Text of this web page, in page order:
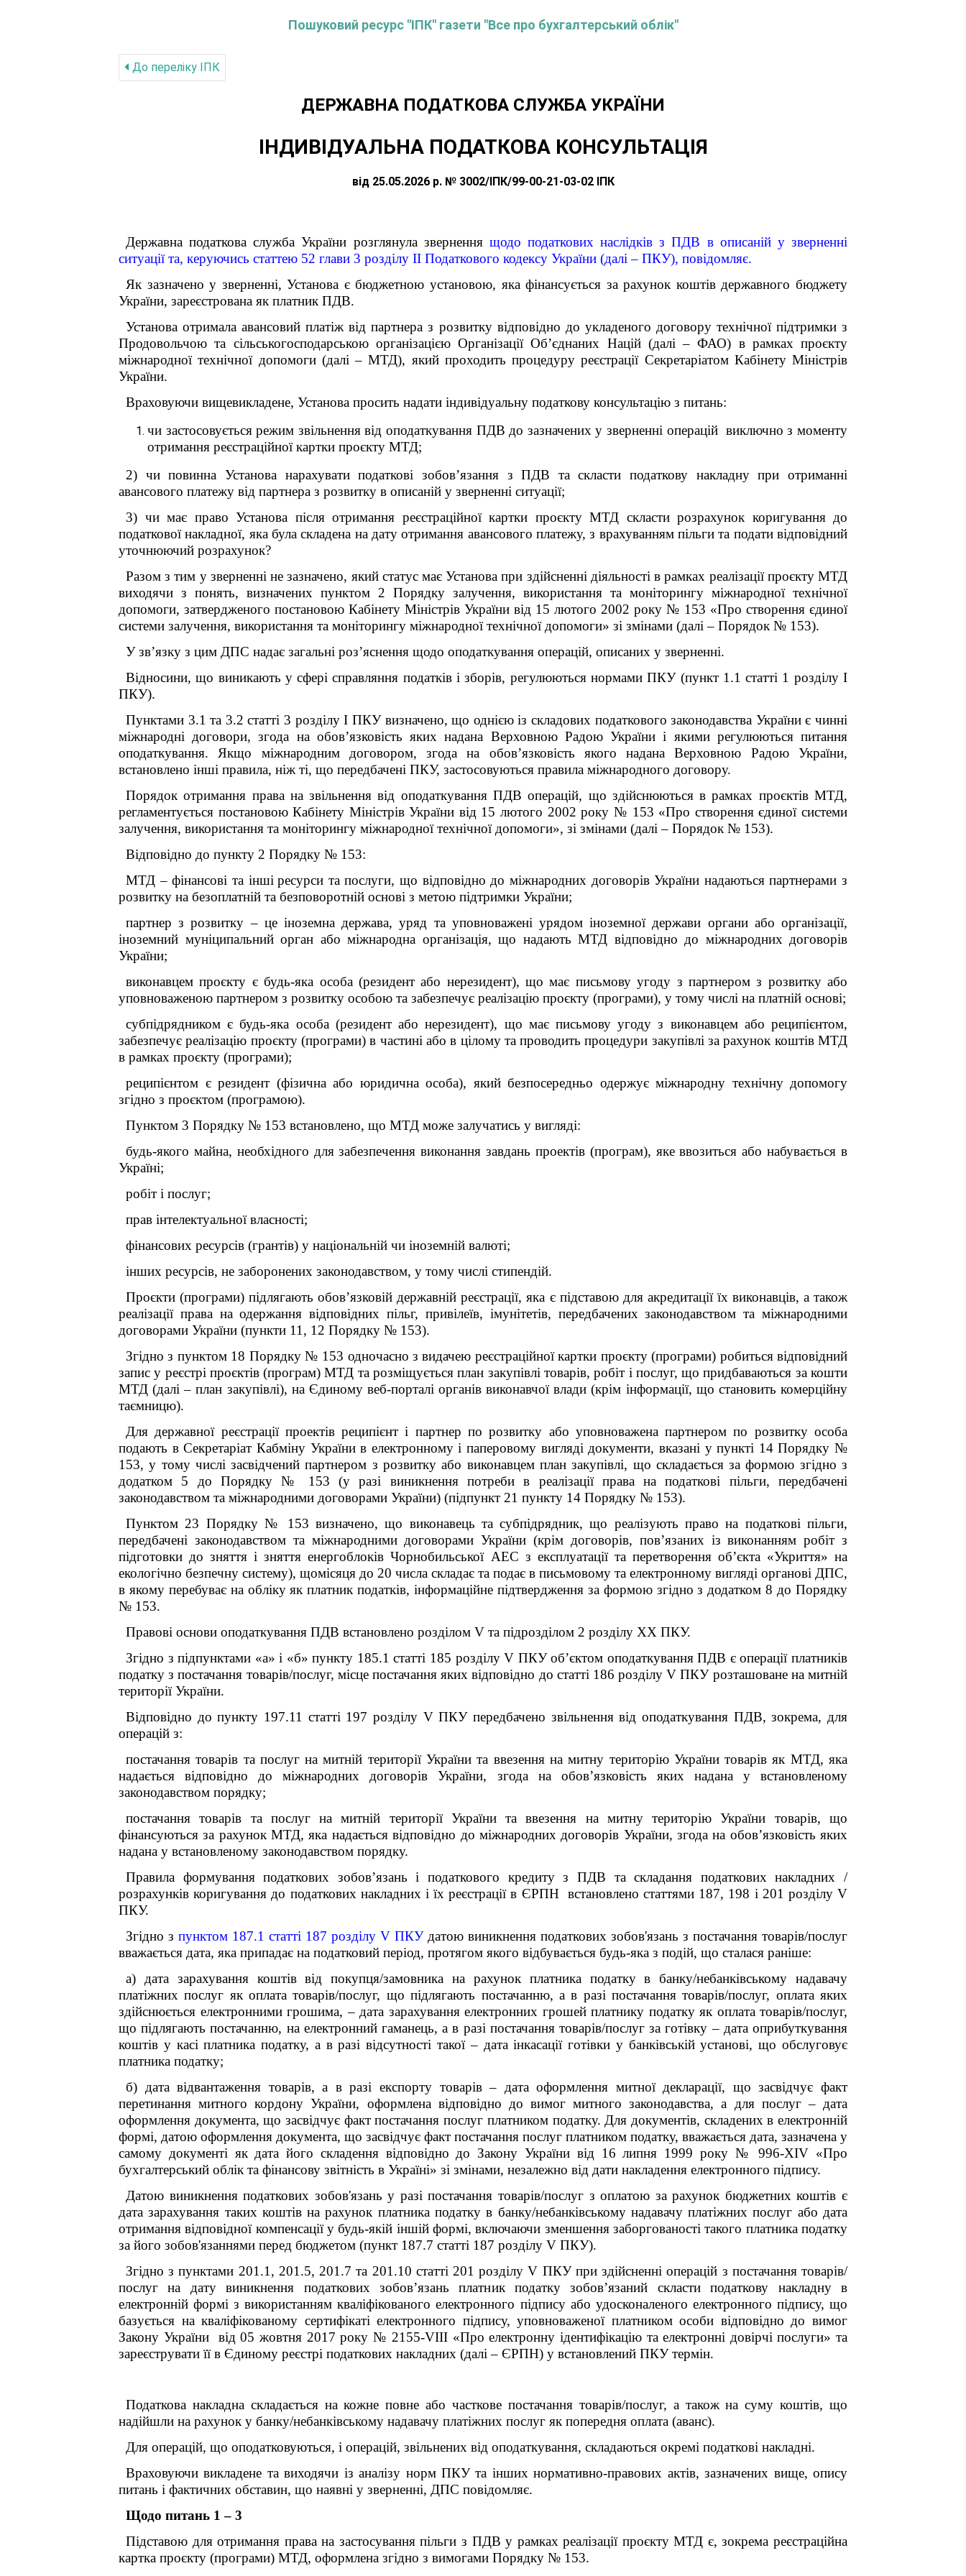
Пошуковий ресурс "ІПК" газети "Все про бухгалтерський облік"
До переліку IПК
ДЕРЖАВНА ПОДАТКОВА СЛУЖБА УКРАЇНИ
ІНДИВІДУАЛЬНА ПОДАТКОВА КОНСУЛЬТАЦІЯ
від 25.05.2026 р. № 3002/ІПК/99-00-21-03-02 ІПК
Державна податкова служба України розглянула звернення щодо податкових наслідків з ПДВ в описаній у зверненні
ситуації та, керуючись статтею 52 глави 3 розділу ІІ Податкового кодексу України (далі – ПКУ), повідомляє.
Як зазначено у зверненні,Установа є бюджетною установою, яка фінансується за рахунок коштів державного бюджету
України, зареєстрована як платник ПДВ.
Установа отримала авансовий платіж від партнера з розвитку відповідно до укладеного договору технічної підтримки з
Продовольчою та сільськогосподарською організацією Організації Об’єднаних Націй (далі – ФАО) в рамках проєкту
міжнародної технічної допомоги (далі – МТД), якийпроходить процедуру реєстрації Секретаріатом Кабінету Міністрів
України.
Враховуючи вищевикладене, Установа просить надати індивідуальну податкову консультацію з питань:
чи застосовується режим звільнення від оподаткування ПДВ до зазначених у зверненні операцій виключно з моменту
отримання реєстраційної картки проєкту МТД;
2) чи повинна Установанарахувати податкові зобов’язання з ПДВ та скласти податкову накладну при отриманні
авансового платежу від партнера з розвитку в описаній у зверненні ситуації;
3) чи має право Установа після отримання реєстраційної картки проєкту МТД скласти розрахунок коригування до
податкової накладної, яка була складена на дату отримання авансового платежу, з врахуванням пільги та подати відповідний
уточнюючий розрахунок?
Разом з тим у зверненні не зазначено, який статус маєУстанова при здійсненні діяльності в рамках реалізації проєкту МТД
виходячи з понять, визначених пунктом 2 Порядку залучення, використання та моніторингу міжнародної технічної
допомоги, затвердженого постановою Кабінету Міністрів України від 15 лютого 2002 року № 153 «Про створення єдиної
системи залучення, використання та моніторингу міжнародної технічної допомоги» зі змінами (далі – Порядок № 153).
У зв’язку з цим ДПС надає загальні роз’яснення щодо оподаткування операцій, описаних у зверненні.
Відносини, що виникають у сфері справляння податків і зборів, регулюються нормами ПКУ (пункт 1.1 статті 1 розділу І
ПКУ).
Пунктами 3.1 та 3.2 статті 3 розділу І ПКУ визначено, що однією із складових податкового законодавства України є чинні
міжнародні договори, згода на обов’язковість яких надана Верховною Радою України і якими регулюються питання
оподаткування. Якщо міжнародним договором, згода на обов’язковість якого надана Верховною Радою України,
встановлено інші правила, ніж ті, що передбачені ПКУ, застосовуються правила міжнародного договору.
Порядок отримання права на звільнення від оподаткування ПДВ операцій, що здійснюються в рамках проєктів МТД,
регламентується постановою Кабінету Міністрів України від 15 лютого 2002 року № 153 «Про створення єдиної системи
залучення, використання та моніторингу міжнародної технічної допомоги», зі змінами (далі – Порядок № 153).
Відповідно до пункту 2 Порядку № 153:
МТД – фінансові та інші ресурси та послуги, що відповідно до міжнародних договорів України надаються партнерами з
розвитку на безоплатній та безповоротній основі з метою підтримки України;
партнер з розвитку – це іноземна держава, уряд та уповноважені урядом іноземної держави органи або організації,
іноземний муніципальний орган або міжнародна організація, що надають МТД відповідно до міжнародних договорів
України;
виконавцем проєкту є будь-яка особа (резидент або нерезидент), що має письмову угоду з партнером з розвитку або
уповноваженою партнером з розвитку особою та забезпечує реалізацію проєкту (програми), у тому числі на платній основі;
субпідрядником є будь-яка особа (резидент або нерезидент), що має письмову угоду з виконавцем або реципієнтом,
забезпечує реалізацію проєкту (програми) в частині або в цілому та проводить процедури закупівлі за рахунок коштів МТД
в рамках проєкту (програми);
реципієнтом є резидент (фізична або юридична особа), який безпосередньо одержує міжнародну технічну допомогу
згідно з проєктом (програмою).
Пунктом 3 Порядку № 153 встановлено, що МТД може залучатись у вигляді:
будь-якого майна, необхідного для забезпечення виконання завдань проектів (програм), яке ввозиться або набувається в
Україні;
робіт і послуг;
прав інтелектуальної власності;
фінансових ресурсів (грантів) у національній чи іноземній валюті;
інших ресурсів, не заборонених законодавством, у тому числі стипендій.
Проєкти (програми) підлягають обов’язковій державній реєстрації, яка є підставою для акредитації їх виконавців, а також
реалізації права на одержання відповідних пільг, привілеїв, імунітетів, передбачених законодавством та міжнародними
договорами України (пункти 11, 12 Порядку № 153).
Згідно з пунктом 18 Порядку № 153 одночасно з видачею реєстраційної картки проєкту (програми) робиться відповідний
запис у реєстрі проєктів (програм) МТД та розміщується план закупівлі товарів, робіт і послуг, що придбаваються за кошти
МТД (далі – план закупівлі), на Єдиному веб-порталі органів виконавчої влади (крім інформації, що становить комерційну
таємницю).
Для державної реєстрації проектів реципієнт і партнер по розвитку або уповноважена партнером по розвитку особа
подають в Секретаріат Кабміну України в електронному і паперовому вигляді документи, вказані у пункті 14 Порядку №
153, у тому числі засвідчений партнером з розвитку або виконавцем план закупівлі, що складається за формою згідно з
додатком 5 до Порядку № 153 (у разі виникнення потреби в реалізації права на податкові пільги, передбачені
законодавством та міжнародними договорами України) (підпункт 21 пункту 14 Порядку № 153).
Пунктом 23 Порядку № 153 визначено, що виконавець та субпідрядник, що реалізують право на податкові пільги,
передбачені законодавством та міжнародними договорами України (крім договорів, пов’язаних із виконанням робіт з
підготовки до зняття і зняття енергоблоків Чорнобильської АЕС з експлуатації та перетворення об’єкта «Укриття» на
екологічно безпечну систему), щомісяця до 20 числа складає та подає в письмовому та електронному вигляді органові ДПС,
в якому перебуває на обліку як платник податків, інформаційне підтвердження за формою згідно з додатком 8 до Порядку
№ 153.
Правові основи оподаткування ПДВ встановлено розділом V та підрозділом 2 розділу XX ПКУ.
Згідно з підпунктами «а» і «б» пункту 185.1 статті 185 розділу V ПКУ об’єктом оподаткування ПДВ є операції платників
податку з постачання товарів/послуг, місце постачання яких відповідно до статті 186 розділу V ПКУ розташоване на митній
території України.
Відповідно до пункту 197.11 статті 197 розділу V ПКУ передбачено звільнення від оподаткування ПДВ, зокрема, для
операцій з:
постачання товарів та послуг на митній території України та ввезення на митну територію України товарів як МТД, яка
надається відповідно до міжнародних договорів України, згода на обов’язковість яких надана у встановленому
законодавством порядку;
постачання товарів та послуг на митній території України та ввезення на митну територію України товарів, що
фінансуються за рахунок МТД, яка надається відповідно до міжнародних договорів України, згода на обов’язковість яких
надана у встановленому законодавством порядку.
Правила формування податкових зобов’язань і податкового кредиту з ПДВ та складання податкових накладних /
розрахунків коригування до податкових накладних і їх реєстрації в ЄРПН встановлено статтями 187, 198 і 201 розділу V
ПКУ.
Згідно з пунктом 187.1 статті 187 розділу V ПКУ датою виникнення податкових зобов'язань з постачання товарів/послуг
вважається дата, яка припадає на податковий період, протягом якого відбувається будь-яка з подій, що сталася раніше:
а) дата зарахування коштів від покупця/замовника на рахунок платника податку в банку/небанківському надавачу
платіжних послуг як оплата товарів/послуг, що підлягають постачанню, а в разі постачання товарів/послуг, оплата яких
здійснюється електронними грошима, – дата зарахування електронних грошей платнику податку як оплата товарів/послуг,
що підлягають постачанню, на електронний гаманець, а в разі постачання товарів/послуг за готівку – дата оприбуткування
коштів у касі платника податку, а в разі відсутності такої – дата інкасації готівки у банківській установі, що обслуговує
платника податку;
б) дата відвантаження товарів, а в разі експорту товарів – дата оформлення митної декларації, що засвідчує факт
перетинання митного кордону України, оформлена відповідно до вимог митного законодавства, а для послуг – дата
оформлення документа, що засвідчує факт постачання послуг платником податку. Для документів, складених в електронній
формі, датою оформлення документа, що засвідчує факт постачання послуг платником податку, вважається дата, зазначена у
самому документі як дата його складення відповідно до Закону України від 16 липня 1999 року № 996-ХIV «Про
бухгалтерський облік та фінансову звітність в Україні» зі змінами, незалежно від дати накладення електронного підпису.
Датою виникнення податкових зобов'язань у разі постачання товарів/послуг з оплатою за рахунок бюджетних коштів є
дата зарахування таких коштів на рахунок платника податку в банку/небанківському надавачу платіжних послуг або дата
отримання відповідної компенсації у будь-якій іншій формі, включаючи зменшення заборгованості такого платника податку
за його зобов'язаннями перед бюджетом (пункт 187.7 статті 187 розділу V ПКУ).
Згідно з пунктами 201.1, 201.5, 201.7 та 201.10 статті 201 розділу V ПКУ при здійсненні операцій з постачання товарів/
послуг на дату виникнення податкових зобов’язань платник податку зобов’язаний скласти податкову накладну в
електронній формі з використанням кваліфікованого електронного підпису або удосконаленого електронного підпису, що
базується на кваліфікованому сертифікаті електронного підпису, уповноваженої платником особи відповідно до вимог
Закону України від 05 жовтня 2017 року № 2155-VIII «Про електронну ідентифікацію та електронні довірчі послуги» та
зареєструвати її в Єдиному реєстрі податкових накладних (далі – ЄРПН) у встановлений ПКУ термін.
Податкова накладна складається на кожне повне або часткове постачання товарів/послуг, а також на суму коштів, що
надійшли на рахунок у банку/небанківському надавачу платіжних послуг як попередня оплата (аванс).
Для операцій, що оподатковуються, і операцій, звільнених від оподаткування, складаються окремі податкові накладні.
Враховуючи викладене та виходячи із аналізу норм ПКУ та інших нормативно-правових актів, зазначених вище, опису
питань і фактичних обставин, що наявні у зверненні, ДПС повідомляє.
Щодо питань 1 – 3
Підставою для отримання права на застосування пільги з ПДВ у рамках реалізації проєкту МТД є, зокрема реєстраційна
картка проєкту (програми) МТД, оформлена згідно з вимогами Порядку № 153.